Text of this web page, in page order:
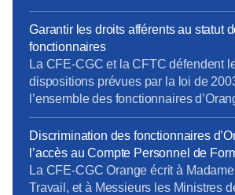
mises en place en décembre 2020,
Fonction Publique d’État… et en
statuts de fonction (IV.3 et au-delà).
Orange et la CFTC continuent de se
Garantir les droits afférents au statut des
fonctionnaires
La CFE-CGC et la CFTC défendent
dispositions prévues par la loi de
l’ensemble des fonctionnaires
garderont leur statut jusqu’à la fin de
Discrimination des fonctionnaires
l’accès au Compte Personnel de
La CFE-CGC Orange écrit à
Travail, et à Messieurs les Ministres